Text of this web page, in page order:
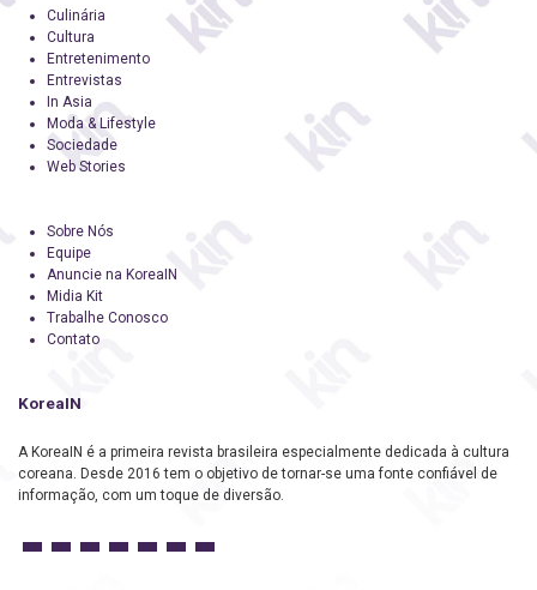
Culinária
Cultura
Entretenimento
Entrevistas
In Asia
Moda & Lifestyle
Sociedade
Web Stories
Sobre Nós
Equipe
Anuncie na KoreaIN
Midia Kit
Trabalhe Conosco
Contato
KoreaIN
A KoreaIN é a primeira revista brasileira especialmente dedicada à cultura
coreana. Desde 2016 tem o objetivo de tornar-se uma fonte confiável de
informação, com um toque de diversão.